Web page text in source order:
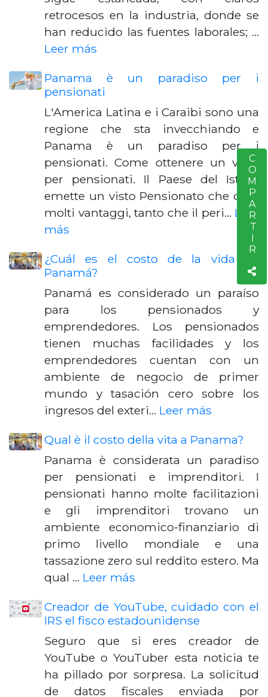
retrocesos en la industria, donde se
han reducido las fuentes laborales; …
Leer más
Panama è un paradiso per i
pensionati
L'America Latina e i Caraibi sono una
regione che sta invecchiando e
Panama è un paradiso per i
pensionati. Come ottenere un visto
per pensionati. Il Paese del Istmo
emette un visto Pensionato che offre
molti vantaggi, tanto che il peri… Leer
más
¿Cuál es el costo de la vida en
Panamá?
Panamá es considerado un paraíso
para los pensionados y
emprendedores. Los pensionados
tienen muchas facilidades y los
emprendedores cuentan con un
ambiente de negocio de primer
mundo y tasación cero sobre los
ingresos del exteri… Leer más
Qual è il costo della vita a Panama?
Panama è considerata un paradiso
per pensionati e imprenditori. I
pensionati hanno molte facilitazioni
e gli imprenditori trovano un
ambiente economico-finanziario di
primo livello mondiale e una
tassazione zero sul reddito estero. Ma
qual … Leer más
Creador de YouTube, cuidado con el
IRS el fisco estadounidense
Seguro que si eres creador de
YouTube o YouTuber esta noticia te
ha pillado por sorpresa. La solicitud
de datos fiscales enviada por
COMPARTIR